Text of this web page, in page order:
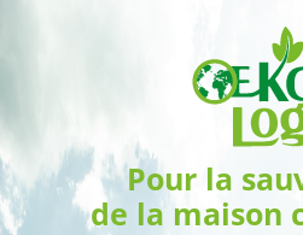
Pour la
de la maison